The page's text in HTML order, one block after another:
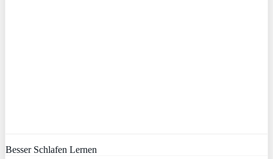
Besser Schlafen Lernen